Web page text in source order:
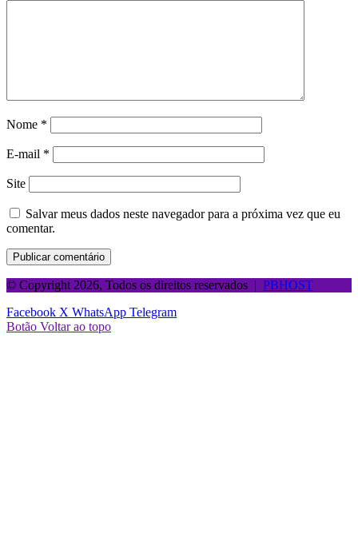
Nome *
E-mail *
Site
Salvar meus dados neste navegador para a próxima vez que eu
comentar.
© Copyright 2026, Todos os direitos reservados | PBHOST
Facebook X WhatsApp Telegram
Botão Voltar ao topo